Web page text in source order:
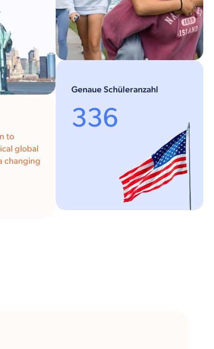
to
global
changing
Genaue Schüleranzahl
336